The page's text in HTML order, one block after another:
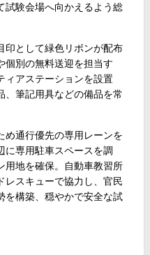
試験会場へ向かえるよう総
印として緑色リボンが配布
個別の無料送迎を担当す
ィアステーションを設置
、筆記用具などの備品を常
め通行優先の専用レーンを
に専用駐車スペースを調
用地を確保。自動車教習所
レスキューで協力し、官民
を構築、穏やかで安全な試